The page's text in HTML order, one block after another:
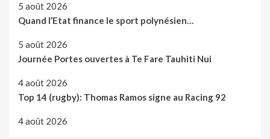
5 août 2026
Quand l’Etat finance le sport polynésien…
5 août 2026
Journée Portes ouvertes à Te Fare Tauhiti Nui
4 août 2026
Top 14 (rugby): Thomas Ramos signe au Racing 92
4 août 2026